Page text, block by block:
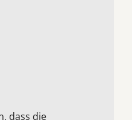
dass die